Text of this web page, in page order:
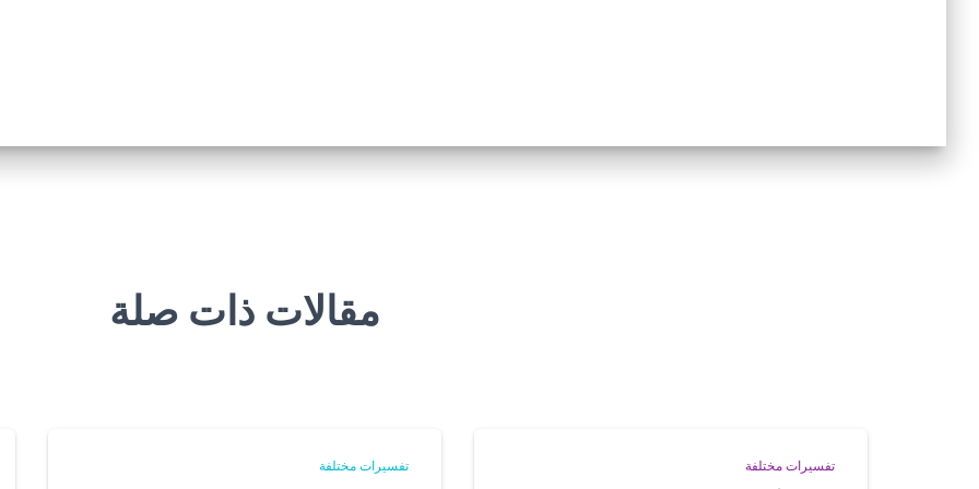
مقالات ذات صلة
تفسيرات مختلفة تفسيرات مختلفة